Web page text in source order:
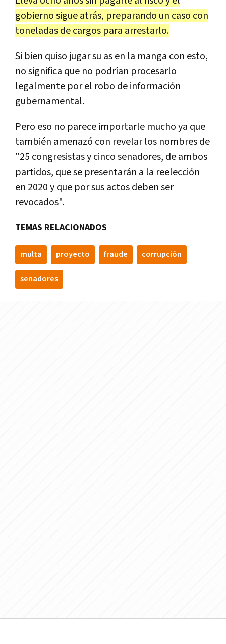
gobiernosigueatrás, preparando un caso con
toneladasdecargos para arrestarlo.
Si bien quiso jugarsu asen la manga con esto,
nosignifica que no podrían procesarlo
legalmente porel robo deinformación
gubernamental.
Pero eso no pareceimportarle muchoya que
también amenazó con revelar los nombresde
"25 congresistasycincosenadores, deambos
partidos, quese presentarán a la reelección
en 2020yque porsusactosdebenser
revocados".
TEMAS RELACIONADOS
multa proyecto fraude corrupción
senadores